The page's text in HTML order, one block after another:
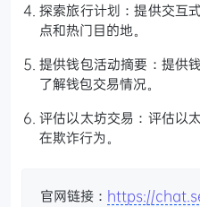
探索旅行计划：提供交互
点和热门目的地。
提供钱包活动摘要：提供
了解钱包交易情况。
评估以太坊交易：评估以
在欺诈行为。
官网链接： https://